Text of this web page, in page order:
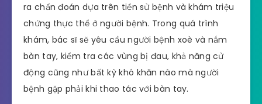
ra chẩn đoán dựa trên tiền sử bệnh và khám triệu
chứng thực thể ở người bệnh. Trong quá trình
khám, bác sĩ sẽ yêu cầu người bệnh xoè và nắm
bàn tay, kiểm tra các vùng bị đau, khả năng cử
động cũng như bất kỳ khó khăn nào mà người
bệnh gặp phải khi thao tác với bàn tay.